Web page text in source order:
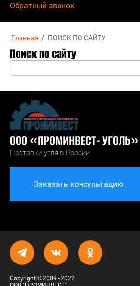
Обратный звонок
Главная / ПОИСК ПО САЙТУ
Поиск по сайту
ООО «ПРОМИНВЕСТ- УГОЛЬ»
Поставки угля в России
Заказать консультацию
Copyright © 2009 - 2022